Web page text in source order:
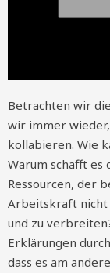
Betrachten wir
wir immer
kollabieren. Wie
Warum schafft es
Ressourcen, der
Arbeitskraft nicht
und zu
Erklärungen
dass es am